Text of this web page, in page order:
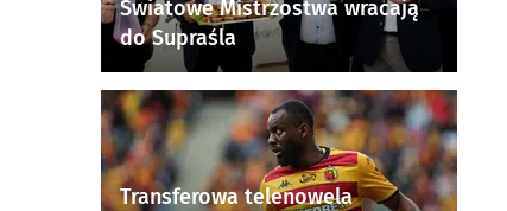
Światowe Mistrzostwa wracają
do Supraśla
Transferowa telenowela